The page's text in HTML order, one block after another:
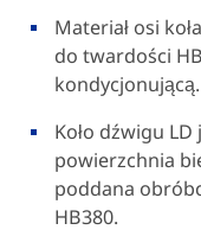
Materiał osi
do twardości
kondycjonującą.
Koło dźwigu
powierzchnia
poddana
HB380.